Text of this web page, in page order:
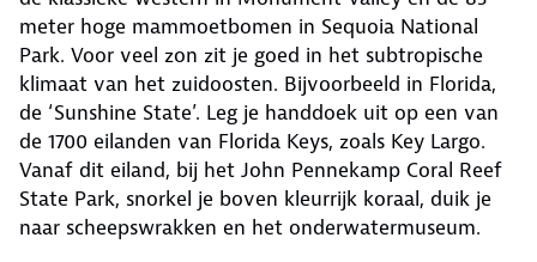
meter hoge mammoetbomen in Sequoia National
Park. Voor veel zon zit je goed in het subtropische
klimaat van het zuidoosten. Bijvoorbeeld in Florida,
de ‘Sunshine State’. Leg je handdoek uit op een van
de 1700 eilanden van Florida Keys, zoals Key Largo.
Vanaf dit eiland, bij het John Pennekamp Coral Reef
State Park, snorkel je boven kleurrijk koraal, duik je
naar scheepswrakken en het onderwatermuseum.